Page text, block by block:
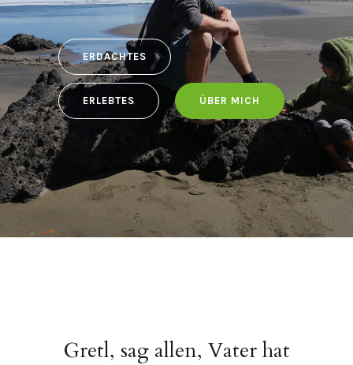
ERDACHTES
ERLEBTES ÜBER MICH
Gretl, sag allen, Vater hat